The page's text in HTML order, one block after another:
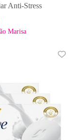
Anti-Stress
Marisa